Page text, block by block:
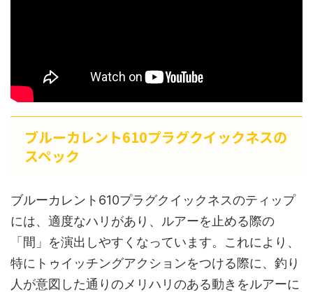
ブルーカレント610プラグクイックネスの
スペック
ブルーカレント610プラグクイックネスのティップ
には、適度なハリがあり、ルアーを止める際の
「間」を演出しやすくなっています。これにより、
特にトゥイッチングアクションをつける際に、釣り
人が意図した通りのメリハリのある動きをルアーに